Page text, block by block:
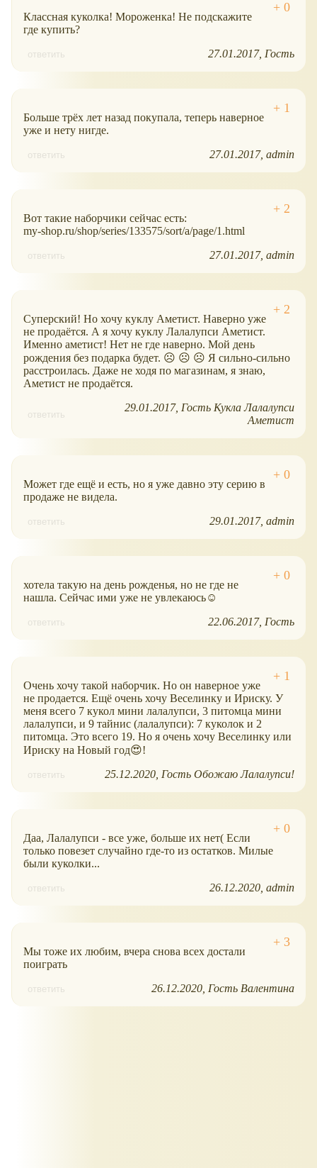
Классная куколка! Мороженка! Не подскажите
где купить?
ответить 27.01.2017 Гость
Больше трёх лет назад покупала, теперь наверное
уже и нету нигде.
ответить 27.01.2017 admin
Вот такие наборчики сейчас есть:
my-shop.ru/shop/series/133575/sort/a/page/1.html
ответить 27.01.2017 admin
Суперский! Но хочу куклу Аметист. Наверно уже
не продаётся. А я хочу куклу Лалалупси Аметист.
Именно аметист! Нет не где наверно. Мой день
рождения без подарка будет. ☹ ☹ ☹ Я сильно-сильно
расстроилась. Даже не ходя по магазинам, я знаю,
Аметист не продаётся.
ответить
29.01.2017 Гость Кукла Лалалупси
Аметист
Может где ещё и есть, но я уже давно эту серию в
продаже не видела.
ответить 29.01.2017 admin
хотела такую на день рожденья, но не где не
нашла. Сейчас ими уже не увлекаюсь☺
ответить 22.06.2017 Гость
Очень хочу такой наборчик. Но он наверное уже
не продается. Ещё очень хочу Веселинку и Ириску. У
меня всего 7 кукол мини лалалупси, 3 питомца мини
лалалупси, и 9 тайнис (лалалупси): 7 куколок и 2
питомца. Это всего 19. Но я очень хочу Веселинку или
Ириску на Новый год😍!
ответить 25.12.2020 Гость Обожаю Лалалупси!
Даа, Лалалупси - все уже, больше их нет( Если
только повезет случайно где-то из остатков. Милые
были куколки...
ответить 26.12.2020 admin
Мы тоже их любим, вчера снова всех достали
поиграть
ответить 26.12.2020 Гость Валентина